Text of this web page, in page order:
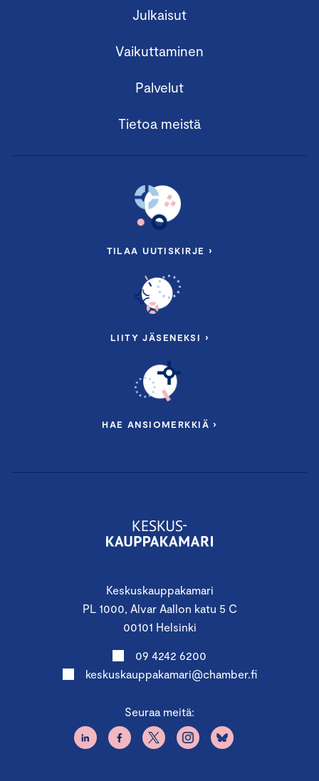
Keskuskauppakamari
PL 1000, Alvar Aallon katu 5 C
00101 Helsinki
09 4242 6200
keskuskauppakamari@chamber.fi
Seuraa meitä:
Julkaisut
Vaikuttaminen
Palvelut
Tietoa meistä
TILAA UUTISKIRJE ›
LIITY JÄSENEKSI ›
HAE ANSIOMERKKIÄ ›